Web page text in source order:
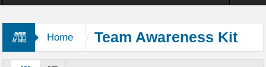
Home Team Awareness Kit